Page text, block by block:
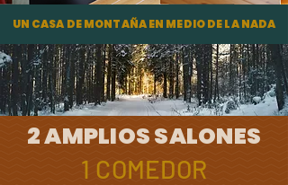
UN CASA DE MONTAÑA EN MEDIO DE LA NADA
2 AMPLIOS SALONES
1 COMEDOR